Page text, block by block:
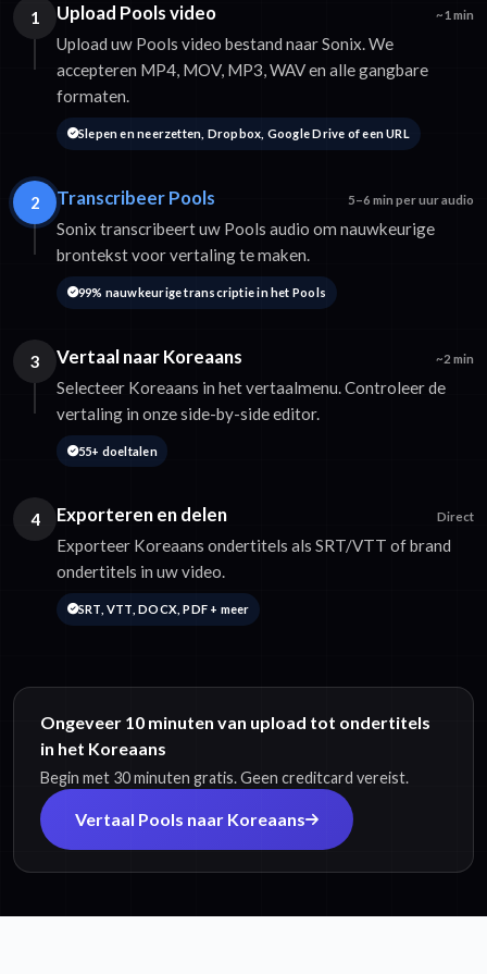
1 Upload Pools video ~1 min
Upload uw Pools video bestand naar Sonix. We
accepteren MP4, MOV, MP3, WAV en alle gangbare
formaten.
Slepen en neerzetten, Dropbox, Google Drive of een URL
2 Transcribeer Pools 5–6 min per uur audio
Sonix transcribeert uw Pools audio om nauwkeurige
brontekst voor vertaling te maken.
99% nauwkeurige transcriptie in het Pools
3 Vertaal naar Koreaans ~2 min
Selecteer Koreaans in het vertaalmenu. Controleer de
vertaling in onze side-by-side editor.
55+ doeltalen
4 Exporteren en delen Direct
Exporteer Koreaans ondertitels als SRT/VTT of brand
ondertitels in uw video.
SRT, VTT, DOCX, PDF + meer
Ongeveer 10 minuten van upload tot ondertitels
in het Koreaans
Begin met 30 minuten gratis. Geen creditcard vereist.
Vertaal Pools naar Koreaans